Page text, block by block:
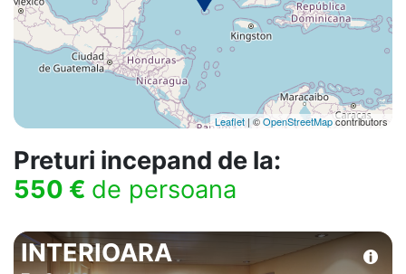
Leaflet | ©OpenStreetMapcontributors
Preturi incepand de la:
550 € de persoana
INTERIOARA